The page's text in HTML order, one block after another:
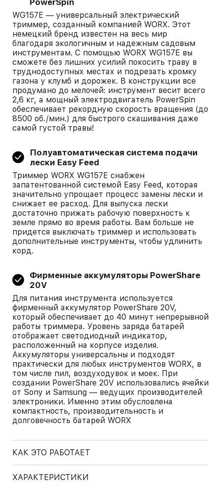
PowerSpin
WG157E — универсальный электрический
триммер, созданный компанией WORX. Этот
немецкий бренд известен на весь мир
благодаря экологичным и надежным садовым
инструментам. С помощью WORX WG157E вы
сможете без лишних усилий покосить траву в
труднодоступных местах и подрезать кромку
газона у клумб и дорожек. В конструкции все
продумано до мелочей: инструмент весит всего
2,6 кг, а мощный электродвигатель PowerSpin
обеспечивает рекордную скорость вращения (до
8500 об./мин.) для быстрого скашивания даже
самой густой травы!
Полуавтоматическая система подачи
лески Easy Feed
Триммер WORX WG157E снабжен
запатентованной системой Easy Feed, которая
значительно упрощает процесс замены лески и
снижает ее расход. Для выпуска лески
достаточно прижать рабочую поверхность к
земле прямо во время работы. Вам больше не
придется выключать триммер и использовать
дополнительные инструменты, чтобы удлинить
корд.
Фирменные аккумуляторы PowerShare
20V
Для питания инструмента используется
фирменный аккумулятор PowerShare 20V,
который обеспечивает до 40 минут непрерывной
работы триммера. Уровень заряда батарей
отображает светодиодный индикатор,
расположенный на корпусе изделия.
Аккумуляторы универсальны и подходят
практически для любых инструментов WORX, в
том числе пил, воздуходувок и моек. При
создании PowerShare 20V использовались ячейки
от Sony и Samsung — ведущих производителей
электроники. Именно этим обусловлена
компактность, производительность и
долговечность батарей WORX
КАК ЭТО РАБОТАЕТ
ХАРАКТЕРИСТИКИ